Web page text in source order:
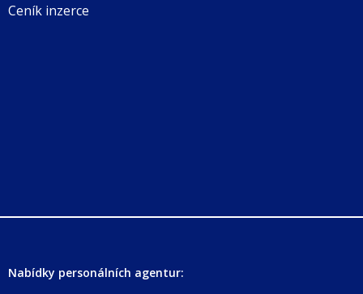
Ceník inzerce
Nabídky personálních agentur: